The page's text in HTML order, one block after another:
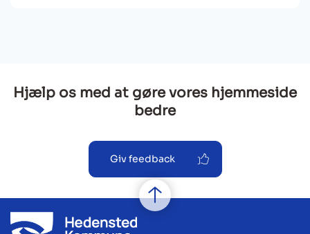
Hjælp os med at gøre vores hjemmeside
bedre
Giv feedback